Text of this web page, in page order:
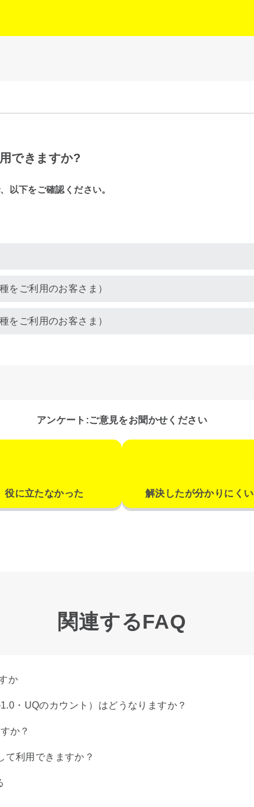
できますか?
以下をご確認ください。
をご利用のお客さま）
をご利用のお客さま）
アンケート:ご意見をお聞かせください
役に立たなかった 解決したが分かりにくい
関連するFAQ
か
・UQのカウント）はどうなりますか？
か？
利用できますか？